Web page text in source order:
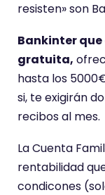
resisten» son
Bankinter
gratuita,
hasta los
si, te exigirán
recibos al mes.
La Cuenta
rentabilidad
condicones